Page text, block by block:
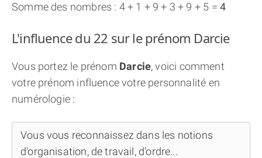
Somme des nombres : 4 + 1 + 9 + 3 + 9 + 5 = 4
L'influence du 22 sur le prénom Darcie
Vous portez le prénom Darcie, voici comment
votre prénom influence votre personnalité en
numérologie :
Vous vous reconnaissez dans les notions
d'organisation, de travail, d'ordre...